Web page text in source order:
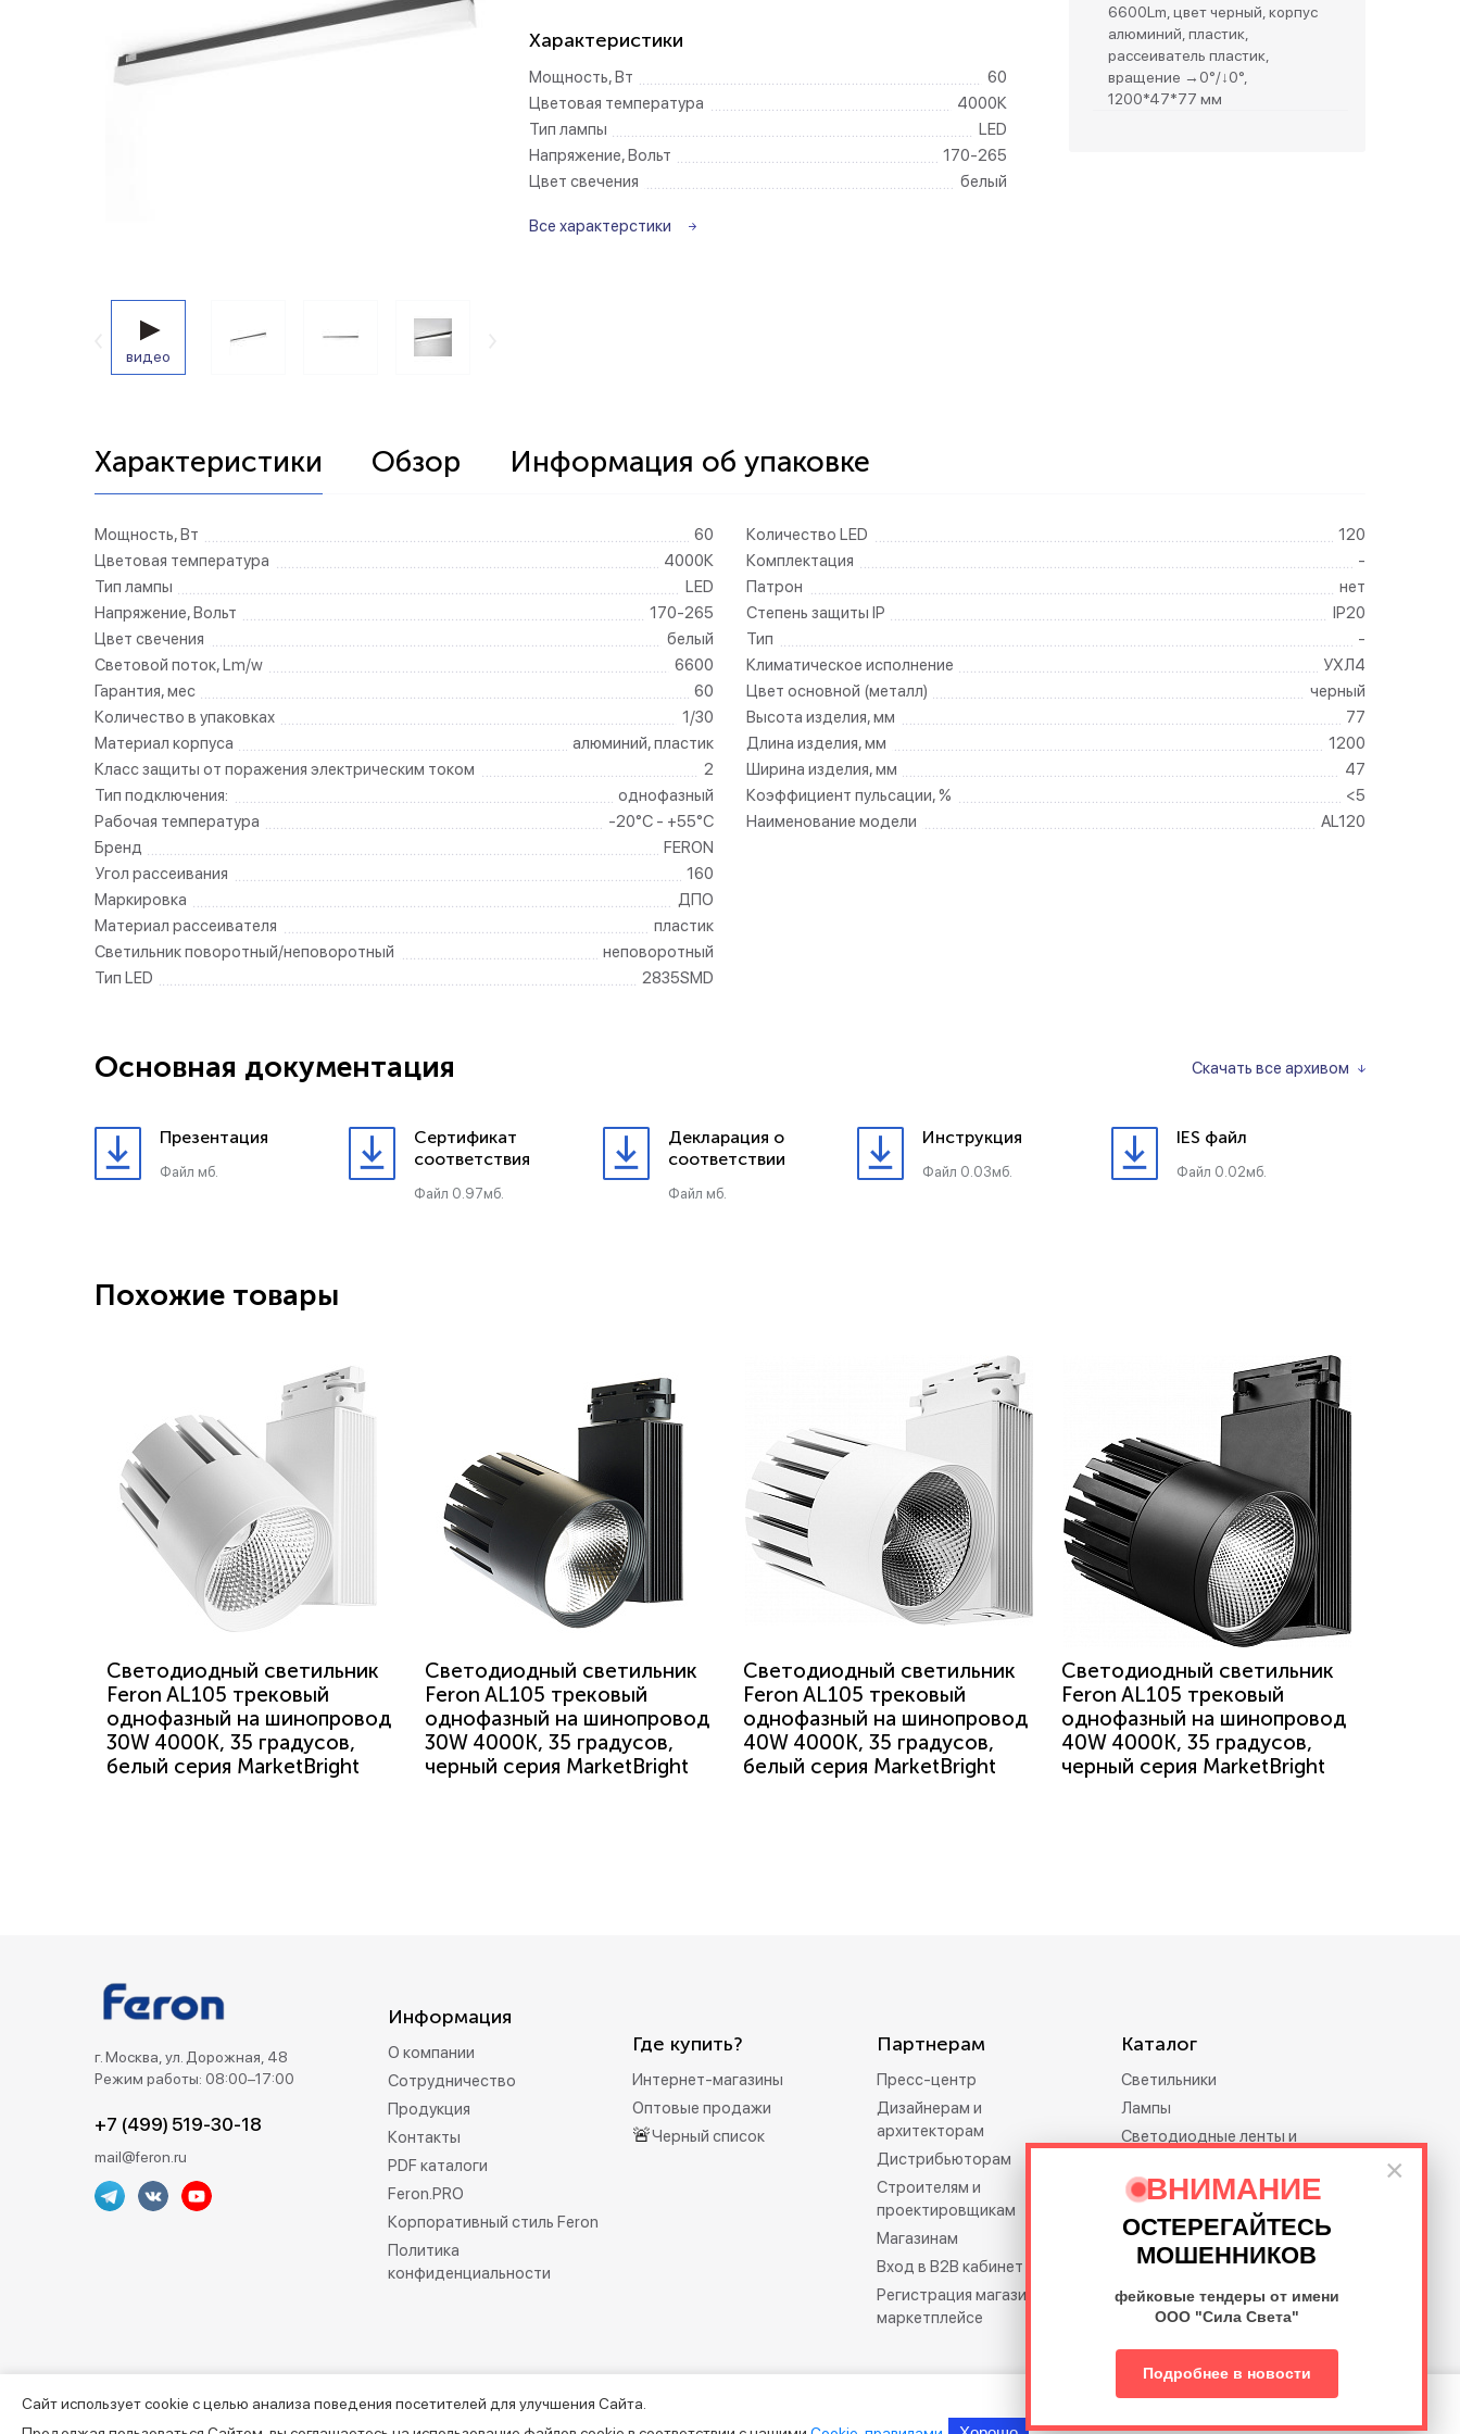
×
ВНИМАНИЕ
ОСТЕРЕГАЙТЕСЬ
МОШЕННИКОВ
фейковые тендеры от имени
ООО "Сила Света"
Подробнее в новости
Беспроводные выключатели
Розетки садово-парковые
видео
Характеристики
Мощность, Вт
60
Цветовая температура
4000К
Тип лампы
LED
Напряжение, Вольт
170-265
Цвет свечения
белый
Все характерстики
6600Lm, цвет черный, корпус
алюминий, пластик,
рассеиватель пластик,
вращение →0°/↓0°,
1200*47*77 мм
Характеристики Обзор Информация об упаковке
Мощность, Вт
60
Цветовая температура
4000К
Тип лампы
LED
Напряжение, Вольт
170-265
Цвет свечения
белый
Световой поток, Lm/w
6600
Гарантия, мес
60
Количество в упаковках
1/30
Материал корпуса
алюминий, пластик
Класс защиты от поражения электрическим током
2
Тип подключения:
однофазный
Рабочая температура
-20°C - +55°C
Бренд
FERON
Угол рассеивания
160
Маркировка
ДПО
Материал рассеивателя
пластик
Светильник поворотный/неповоротный
неповоротный
Тип LED
2835SMD
Количество LED
120
Комплектация
-
Патрон
нет
Степень защиты IP
IP20
Тип
-
Климатическое исполнение
УХЛ4
Цвет основной (металл)
черный
Высота изделия, мм
77
Длина изделия, мм
1200
Ширина изделия, мм
47
Коэффициент пульсации, %
<5
Наименование модели
AL120
Скачать все архивом
Основная документация
Презентация
Файл мб.
Сертификат
соответствия
Файл 0.97мб.
Декларация о
соответствии
Файл мб.
Инструкция
Файл 0.03мб.
IES файл
Файл 0.02мб.
Похожие товары
Светодиодный светильник
Feron AL105 трековый
однофазный на шинопровод
30W 4000K, 35 градусов,
белый серия MarketBright
Светодиодный светильник
Feron AL105 трековый
однофазный на шинопровод
30W 4000K, 35 градусов,
черный серия MarketBright
Светодиодный светильник
Feron AL105 трековый
однофазный на шинопровод
40W 4000K, 35 градусов,
белый серия MarketBright
Светодиодный светильник
Feron AL105 трековый
однофазный на шинопровод
40W 4000K, 35 градусов,
черный серия MarketBright
г. Москва, ул. Дорожная, 48
Режим работы: 08:00–17:00
+7 (499) 519-30-18
mail@feron.ru
Информация
О компании
Сотрудничество
Продукция
Контакты
PDF каталоги
Feron.PRO
Корпоративный стиль Feron
Политика
конфиденциальности
Где купить?
Интернет-магазины
Оптовые продажи
🚨Черный список
Партнерам
Пресс-центр
Дизайнерам и
архитекторам
Дистрибьюторам
Строителям и
проектировщикам
Магазинам
Вход в B2B кабинет
Регистрация магазина на
маркетплейсе
Каталог
Светильники
Лампы
Светодиодные ленты и
Электротовары
Праздничное освещение
Освещение премиум-
класса Feron.PRO
©2013–2026. Все права защищены. Данный сайт носит информационно-справочный характер и не является публичной офертой.
Сайт использует cookie с целью анализа поведения посетителей для улучшения Сайта.